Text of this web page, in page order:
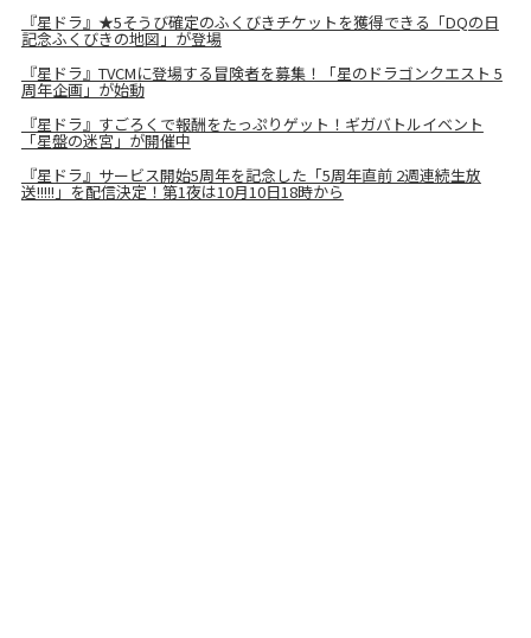
『星ドラ』★5そうび確定のふくびきチケットを獲得できる「DQの日
記念ふくびきの地図」が登場
『星ドラ』TVCMに登場する冒険者を募集！「星のドラゴンクエスト 5
周年企画」が始動
『星ドラ』すごろくで報酬をたっぷりゲット！ギガバトルイベント
「星盤の迷宮」が開催中
『星ドラ』サービス開始5周年を記念した「5周年直前 2週連続生放
送!!!!!」を配信決定！第1夜は10月10日18時から